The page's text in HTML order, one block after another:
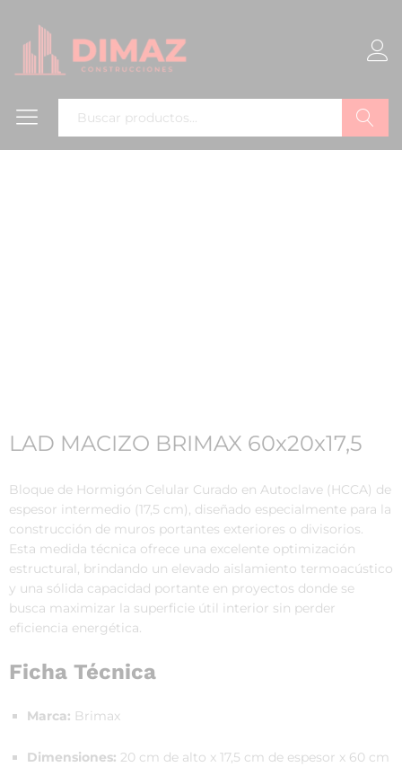
Buscar
LAD MACIZO BRIMAX 60x20x17,5
Bloque de Hormigón Celular Curado en Autoclave (HCCA) de
espesor intermedio (17,5 cm), diseñado especialmente para la
construcción de muros portantes exteriores o divisorios.
Esta medida técnica ofrece una excelente optimización
estructural, brindando un elevado aislamiento termoacústico
y una sólida capacidad portante en proyectos donde se
busca maximizar la superficie útil interior sin perder
eficiencia energética.
Ficha Técnica
Marca: Brimax
Dimensiones: 20 cm de alto x 17,5 cm de espesor x 60 cm